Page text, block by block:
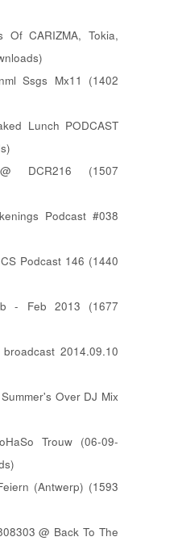
Of CARIZMA, Tokia,
Ssgs Mx11 (1402
Lunch PODCAST
DCR216 (1507
Podcast #038
Podcast 146 (1440
- Feb 2013 (1677
2014.09.10
Over DJ Mix
Trouw (06-09-
(Antwerp) (1593
@ Back To The